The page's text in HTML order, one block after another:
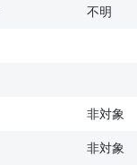
不明
非対象
非対象